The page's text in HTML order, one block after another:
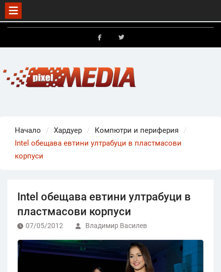
Skip
Начало Хардуер
Компютри и периферия
Intel обещава евтини ултрабуци в пластмасови
корпуси
Intel обещава евтини ултрабуци в
пластмасови корпуси
07/05/2012 Владимир Василев